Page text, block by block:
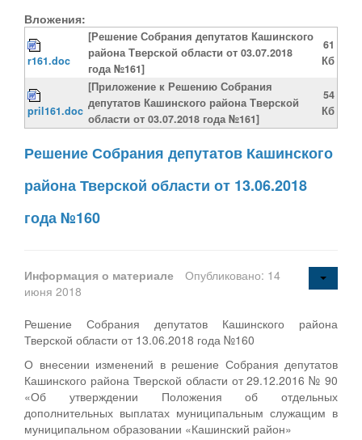
Вложения:
r161.doc
[Решение Собрания депутатов Кашинского
района Тверской области от 03.07.2018
года №161]
61
Кб
pril161.doc
[Приложение к Решению Собрания
депутатов Кашинского района Тверской
области от 03.07.2018 года №161]
54
Кб
Решение Собрания депутатов Кашинского
района Тверской области от 13.06.2018
года №160
Информация о материале
Опубликовано: 14
июня 2018
Решение Собрания депутатов Кашинского района
Тверской области от 13.06.2018 года №160
О внесении изменений в решение Собрания депутатов
Кашинского района Тверской области от 29.12.2016 № 90
«Об утверждении Положения об отдельных
дополнительных выплатах муниципальным служащим в
муниципальном образовании «Кашинский район»